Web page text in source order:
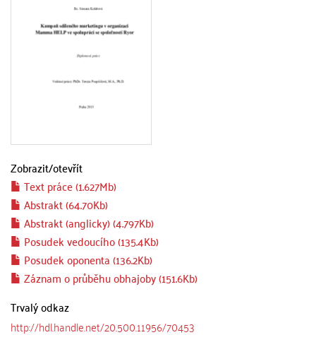
Zobrazit/otevřít
Text práce (1.627Mb)
Abstrakt (64.70Kb)
Abstrakt (anglicky) (4.797Kb)
Posudek vedoucího (135.4Kb)
Posudek oponenta (136.2Kb)
Záznam o průběhu obhajoby (151.6Kb)
Trvalý odkaz
http://hdl.handle.net/20.500.11956/70453